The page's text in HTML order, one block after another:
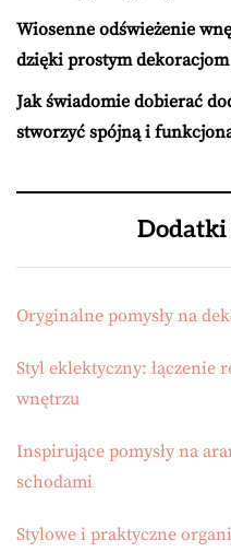
Wiosenne odświeżenie
dzięki prostym
Jak świadomie dobierać
stworzyć spójną i
Dodatki
Oryginalne pomysły na
Styl eklektyczny: łączenie
wnętrzu
Inspirujące pomysły na
schodami
Stylowe i praktyczne